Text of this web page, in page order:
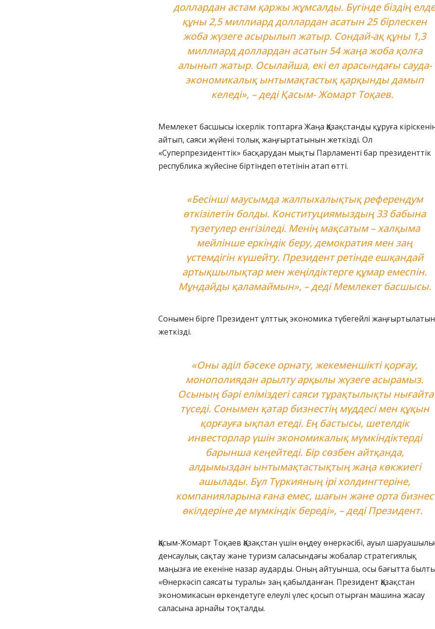
доллардан астам қаржы жұмсалды. Бүгінде біздің елде
құны 2,5 миллиард доллардан асатын 25 бірлескен
жоба жүзеге асырылып жатыр. Сондай-ақ құны 1,3
миллиард доллардан асатын 54 жаңа жоба қолға
алынып жатыр. Осылайша, екі ел арасындағы сауда-
экономикалық ынтымақтастық қарқынды дамып
келеді», – деді Қасым- Жомарт Тоқаев.
Мемлекет басшысы іскерлік топтарға Жаңа Қазақстанды құруға
айтып, саяси жүйені толық жаңғыртатынын жеткізді. Ол
«Суперпрезиденттік» басқарудан мықты Парламенті бар президенттік
республика жүйесіне біртіндеп өтетінін атап өтті.
«Бесінші маусымда жалпыхалықтық референдум
өткізілетін болды. Конституциямыздың 33 бабына
түзетулер енгізіледі. Менің мақсатым – халқыма
мейлінше еркіндік беру, демократия мен заң
үстемдігін күшейту. Президент ретінде ешқандай
артықшылықтар мен жеңілдіктерге құмар емеспін.
Мұндайды қаламаймын», – деді Мемлекет басшысы.
Сонымен бірге Президент ұлттық экономика түбегейлі
жеткізді.
«Оны әділ бәсеке орнату, жекеменшікті қорғау,
монополиядан арылту арқылы жүзеге асырамыз.
Осының бәрі еліміздегі саяси тұрақтылықты нығайта
түседі. Сонымен қатар бизнестің мүддесі мен құқын
қорғауға ықпал етеді. Ең бастысы, шетелдік
инвесторлар үшін экономикалық мүмкіндіктерді
барынша кеңейтеді. Бір сөзбен айтқанда,
алдымыздан ынтымақтастықтың жаңа көкжиегі
ашылады. Бұл Түркияның ірі холдингтеріне,
компанияларына ғана емес, шағын және орта бизнес
өкілдеріне де мүмкіндік береді», – деді Президент.
Қасым-Жомарт Тоқаев Қазақстан үшін өңдеу өнеркәсібі, ауыл
денсаулық сақтау және туризм саласындағы жобалар стратегиялық
маңызға ие екеніне назар аударды. Оның айтуынша, осы бағытта
«Өнеркәсіп саясаты туралы» заң қабылданған. Президент Қазақстан
экономикасын өркендетуге елеулі үлес қосып отырған машина жасау
саласына арнайы тоқталды.